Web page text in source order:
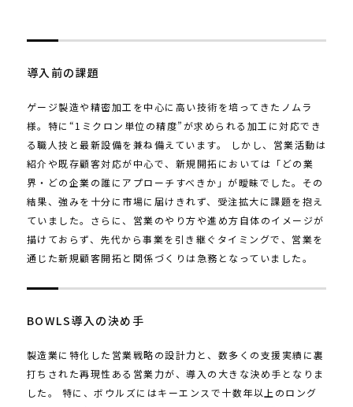
導入前の課題
ゲージ製造や精密加工を中心に高い技術を培ってきたノムラ
様。特に“1ミクロン単位の精度”が求められる加工に対応でき
る職人技と最新設備を兼ね備えています。 しかし、営業活動は
紹介や既存顧客対応が中心で、新規開拓においては「どの業
界・どの企業の誰にアプローチすべきか」が曖昧でした。その
結果、強みを十分に市場に届けきれず、受注拡大に課題を抱え
ていました。さらに、営業のやり方や進め方自体のイメージが
描けておらず、先代から事業を引き継ぐタイミングで、営業を
通じた新規顧客開拓と関係づくりは急務となっていました。
BOWLS導入の決め手
製造業に特化した営業戦略の設計力と、数多くの支援実績に裏
打ちされた再現性ある営業力が、導入の大きな決め手となりま
した。 特に、ボウルズにはキーエンスで十数年以上のロング